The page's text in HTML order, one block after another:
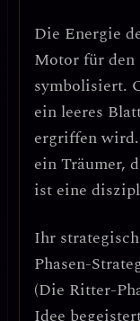
Die Energie
Motor für den
symbolisiert.
ein leeres
ergriffen
ein Träumer,
ist eine
Ihr
Phasen-
(Die Ritter-
Idee